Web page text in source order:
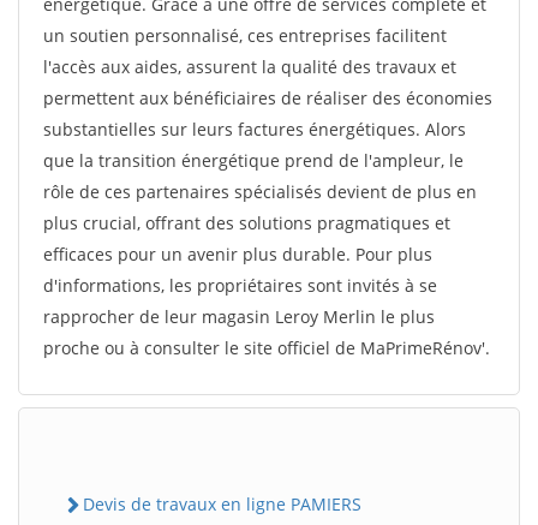
un soutien personnalisé, ces entreprises facilitent
l'accès aux aides, assurent la qualité des travaux et
permettent aux bénéficiaires de réaliser des économies
substantielles sur leurs factures énergétiques. Alors
que la transition énergétique prend de l'ampleur, le
rôle de ces partenaires spécialisés devient de plus en
plus crucial, offrant des solutions pragmatiques et
efficaces pour un avenir plus durable. Pour plus
d'informations, les propriétaires sont invités à se
rapprocher de leur magasin Leroy Merlin le plus
proche ou à consulter le site officiel de MaPrimeRénov'.
Devis de travaux en ligne PAMIERS